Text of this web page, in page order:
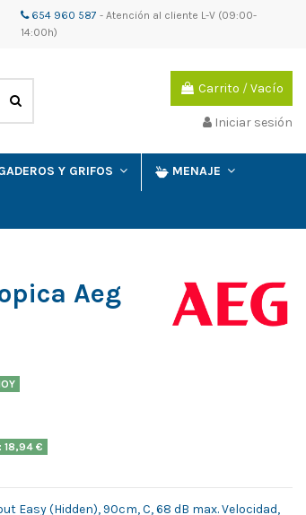
654 960 587 - Atención al cliente L-V (09:00-
14:00h)
Carrito /Vacío
Iniciar sesión
Y GRIFOS MENAJE
Aeg
18,94 €
Easy (Hidden), 90cm, C, 68 dB max. Velocidad,